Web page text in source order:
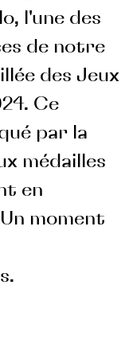
l'une des
de notre
des Jeux
Ce
par la
médailles
en
moment